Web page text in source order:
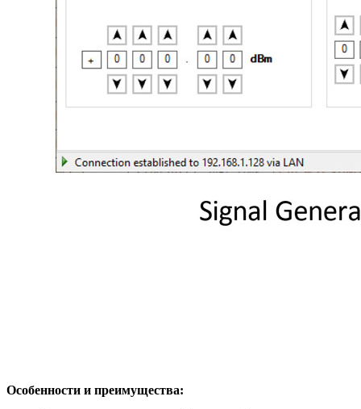
Особенности и преимущества: